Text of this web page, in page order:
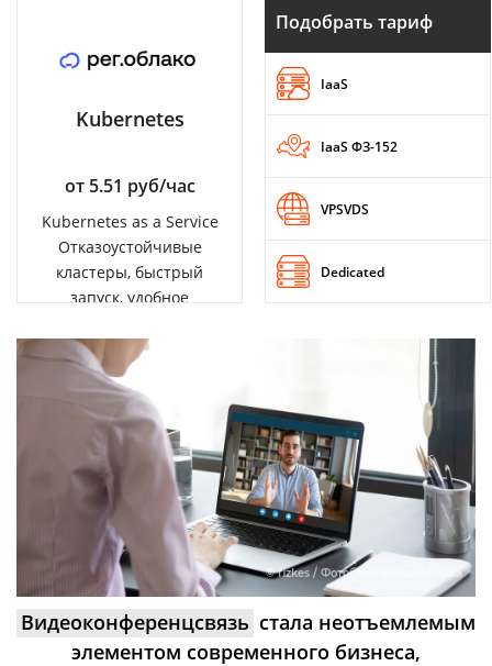
Kubernetes
от 5.51 руб/час
Kubernetes as a Service
Отказоустойчивые
кластеры, быстрый
запуск, удобное
Подобрать тариф
IaaS
IaaS ФЗ-152
VPSVDS
Dedicated
© fizkes / Фотобанк Фотодженика
Видеоконференцсвязь стала неотъемлемым
элементом современного бизнеса,